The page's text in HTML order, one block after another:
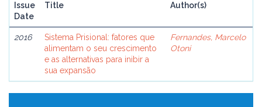
Issue
Date
Title Author(s)
2016
Sistema Prisional: fatores que
alimentam o seu crescimento
e as alternativas para inibir a
sua expansão
Fernandes, Marcelo
Otoni